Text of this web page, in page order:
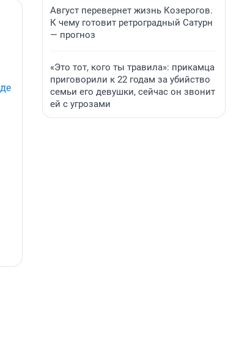
Август перевернет жизнь Козерогов.
К чему готовит ретроградный Сатурн
— прогноз
«Это тот, кого ты травила»: прикамца
приговорили к 22 годам за убийство
семьи его девушки, сейчас он звонит
ей с угрозами